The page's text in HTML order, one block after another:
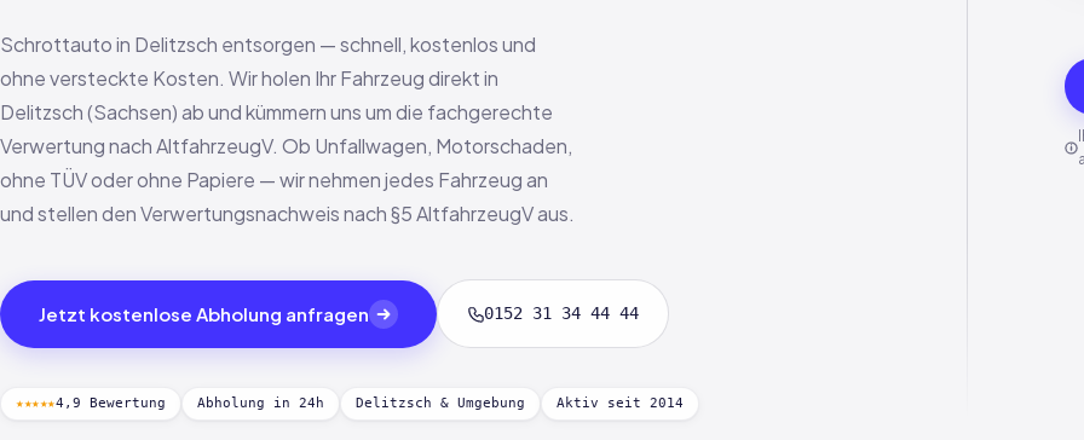
Schrottauto in Delitzsch entsorgen — schnell, kostenlos und
ohne versteckte Kosten. Wir holen Ihr Fahrzeug direkt in
Delitzsch (Sachsen) ab und kümmern uns um die fachgerechte
Verwertung nach AltfahrzeugV. Ob Unfallwagen, Motorschaden,
ohne TÜV oder ohne Papiere — wir nehmen jedes Fahrzeug an
und stellen den Verwertungsnachweis nach §5 AltfahrzeugV aus.
Jetzt kostenlose Abholung anfragen 0152 31 34 44 44
★★★★★4,9 Bewertung Abholung in 24h Delitzsch & Umgebung Aktiv seit 2014